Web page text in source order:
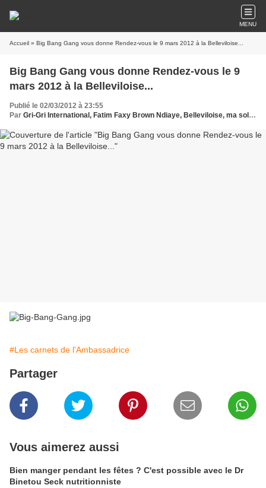
MENU
Accueil » Big Bang Gang vous donne Rendez-vous le 9 mars 2012 à la Belleviloise...
Big Bang Gang vous donne Rendez-vous le 9
mars 2012 à la Belleviloise...
Publié le 02/03/2012 à 23:55
Par Gri-Gri International, Fatim Faxy Brown Ndiaye, Belleviloise, ma solangeOussou
#Les carnets de l'Ambassadrice
Partager
Vous aimerez aussi
Bien manger pendant les fêtes ? C'est possible avec le Dr
Binetou Seck nutritionniste